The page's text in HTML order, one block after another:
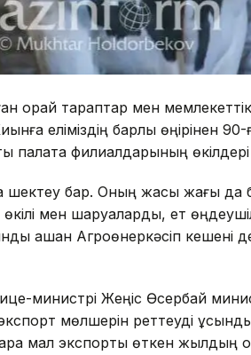
орай тараптар мен мемлекеттік
еліміздің барлық өңірінен
филиалдарының өкілдері
шектеу бар. Оның жақсы жағы да
мен шаруаларды, ет
ашқан Агроөнеркәсіп кешені
министрі Жеңіс Өсербай
экспорт мөлшерін реттеуді
мал экспорты өткен жылдың